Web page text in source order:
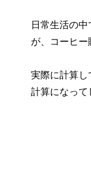
日常生活の
が、コーヒー
実際に計算し
計算になって